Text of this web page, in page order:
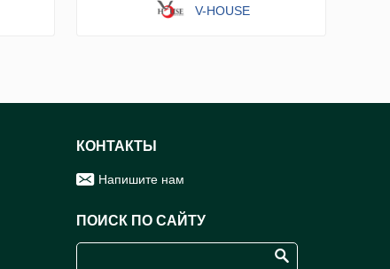
V-HOUSE
КОНТАКТЫ
Напишите нам
ПОИСК ПО САЙТУ